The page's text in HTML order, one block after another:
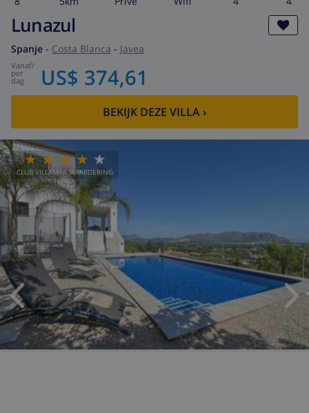
Lunazul
Spanje - Costa Blanca - Javea
vanaf/
per
dag US$ 374,61
BEKIJK DEZE VILLA ›
CLUB VILLAMAR WAARDERING